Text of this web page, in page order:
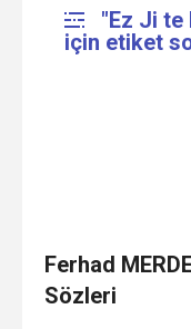
"Ez Ji te
için etiket
Ferhad
Sözleri